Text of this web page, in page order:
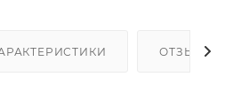
ОТЗЫВЫ